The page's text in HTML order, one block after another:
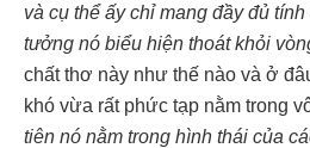
và cụ thể ấy chỉ mang đầy đủ
tưởng nó biểu hiện thoát khỏi
chất thơ này như thế nào và ở
khó vừa rất phức tạp nằm trong
tiên nó nằm trong hình thái của